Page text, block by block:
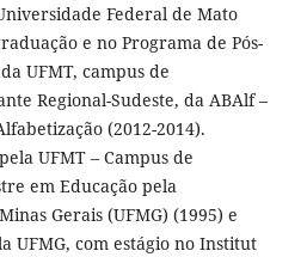
Federal de Mato
e no Programa de Pós-
UFMT, campus de
Regional-Sudeste, da ABAlf –
(2012-2014).
UFMT – Campus de
em Educação pela
Gerais (UFMG) (1995) e
UFMG, com estágio no Institut